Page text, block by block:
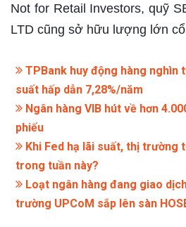
Not for Retail Investors, quỹ
LTD cũng sở hữu lượng lớn
TPBank huy động hàng nghìn
suất hấp dẫn 7,28%/năm
Ngân hàng VIB hút về hơn
phiếu
Khi Fed hạ lãi suất, thị trường
trong tuần này?
Loạt ngân hàng đang giao
trường UPCoM sắp lên sàn